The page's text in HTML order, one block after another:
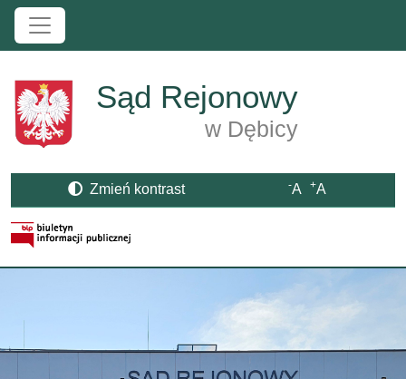
Przejdź do treści
Sąd Rejonowy
w Dębicy
Zmień kontrast -A +A
Strona BIP otwiera się w nowym oknie